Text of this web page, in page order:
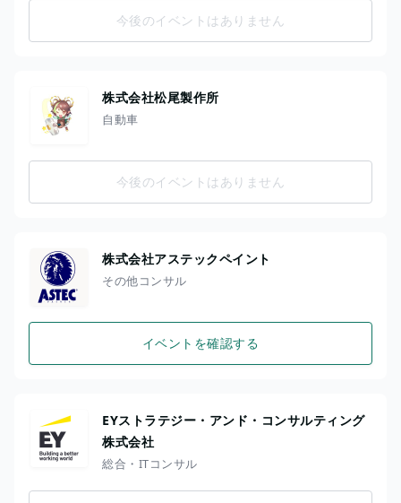
今後のイベントはありません
株式会社松尾製作所
自動車
今後のイベントはありません
株式会社アステックペイント
その他コンサル
イベントを確認する
EYストラテジー・アンド・コンサルティング
株式会社
総合・ITコンサル